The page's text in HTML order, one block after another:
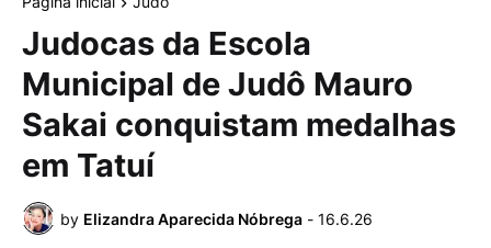
Judocas da Escola
Municipal de Judô Mauro
Sakai conquistam medalhas
em Tatuí
by Elizandra Aparecida Nóbrega - 16.6.26